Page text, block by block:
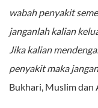
wabah penyakit
janganlah kalian
Jika kalian
penyakit maka
Bukhari, Muslim dan